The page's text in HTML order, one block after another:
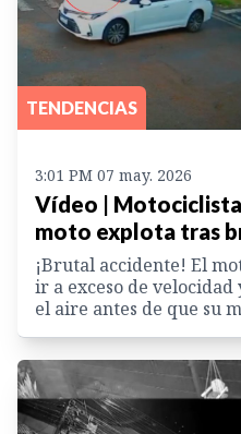
TENDENCIAS
3:01 PM 07 may. 2026
Vídeo |
moto explota tras
¡Brutal accidente! El
ir a exceso de
el aire antes de que su